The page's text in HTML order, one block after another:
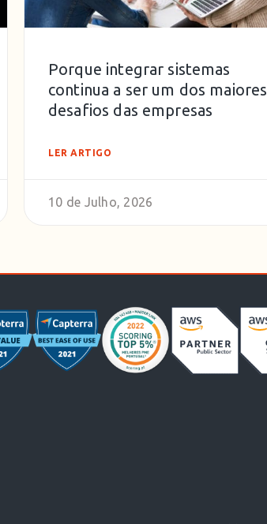
Porque integrar sistemas
continua a ser um dos maiores
desafios das empresas
LER ARTIGO
10 de Julho, 2026